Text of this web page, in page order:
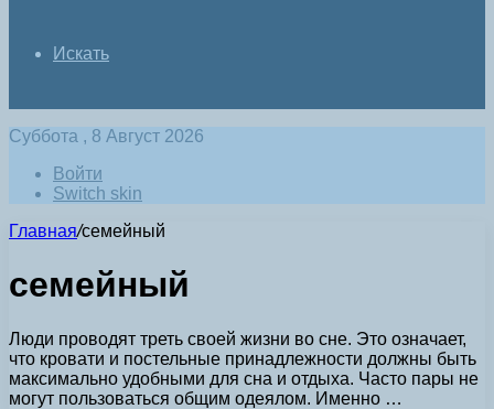
Искать
Суббота , 8 Август 2026
Войти
Switch skin
Главная/семейный
семейный
Люди проводят треть своей жизни во сне. Это означает,
что кровати и постельные принадлежности должны быть
максимально удобными для сна и отдыха. Часто пары не
могут пользоваться общим одеялом. Именно …